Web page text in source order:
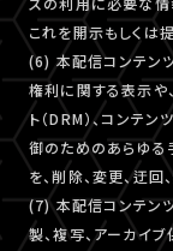
これを開示もしくは
(6) 本配信コンテン
権利に関する表示や
ト（DRM）、コンテ
御のためのあらゆる
を、削除、変更、迂
(7) 本配信コンテンツ
製、複写、アーカイブ